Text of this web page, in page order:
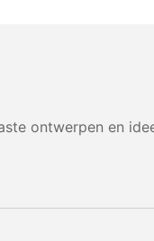
ontwerpen en